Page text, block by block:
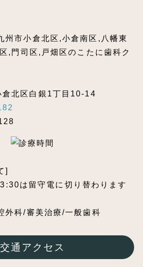
州市小倉北区,小倉南区,八幡東
,門司区,戸畑区のこたに歯科ク
倉北区白銀1丁目10-14
]
は留守電に切り替わります
外科/審美治療/一般歯科
交通アクセス